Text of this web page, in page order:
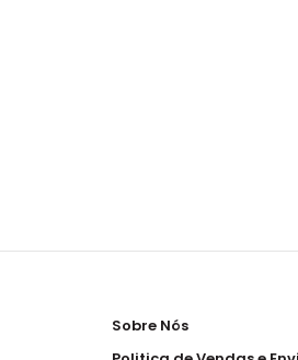
Sobre Nós